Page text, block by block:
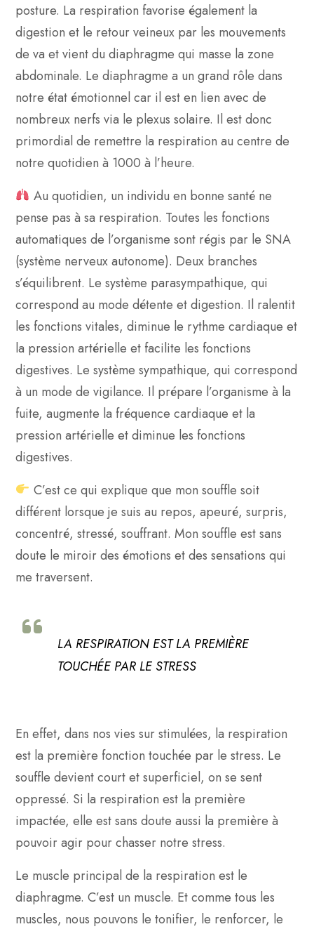
posture. La respiration favorise également la
digestion et le retour veineux par les mouvements
de va et vient du diaphragme qui masse la zone
abdominale. Le diaphragme a un grand rôle dans
notre état émotionnel car il est en lien avec de
nombreux nerfs via le plexus solaire. Il est donc
primordial de remettre la respiration au centre de
notre quotidien à 1000 à l’heure.
Au quotidien, un individu en bonne santé ne
pense pas à sa respiration. Toutes les fonctions
automatiques de l’organisme sont régis par le SNA
(système nerveux autonome). Deux branches
s’équilibrent. Le système parasympathique, qui
correspond au mode détente et digestion. Il ralentit
les fonctions vitales, diminue le rythme cardiaque et
la pression artérielle et facilite les fonctions
digestives. Le système sympathique, qui correspond
à un mode de vigilance. Il prépare l’organisme à la
fuite, augmente la fréquence cardiaque et la
pression artérielle et diminue les fonctions
digestives.
C’est ce qui explique que mon souffle soit
différent lorsque je suis au repos, apeuré, surpris,
concentré, stressé, souffrant. Mon souffle est sans
doute le miroir des émotions et des sensations qui
me traversent.
LA RESPIRATION EST LA PREMIÈRE
TOUCHÉE PAR LE STRESS
En effet, dans nos vies sur stimulées, la respiration
est la première fonction touchée par le stress. Le
souffle devient court et superficiel, on se sent
oppressé. Si la respiration est la première
impactée, elle est sans doute aussi la première à
pouvoir agir pour chasser notre stress.
Le muscle principal de la respiration est le
diaphragme. C’est un muscle. Et comme tous les
muscles, nous pouvons le tonifier, le renforcer, le